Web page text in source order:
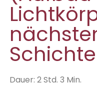
Dauer: 2 Std. 3 Min.